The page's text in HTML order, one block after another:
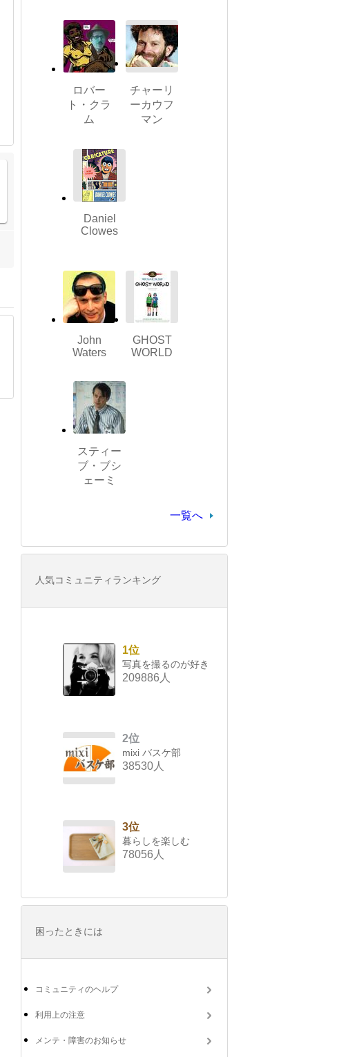
ロバー
ト・クラ
ム
チャーリ
ーカウフ
マン
Daniel
Clowes
John
Waters
GHOST
WORLD
スティー
ブ・ブシ
ェーミ
一覧へ
人気コミュニティランキング
1位
写真を撮るのが好き
209886人
2位
mixi バスケ部
38530人
3位
暮らしを楽しむ
78056人
困ったときには
コミュニティのヘルプ
利用上の注意
メンテ・障害のお知らせ